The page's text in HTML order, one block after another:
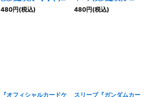
《サプライ》
480円(税込)
【-】{-}《サプライ》
480円(税込)
『オフィシャルカードケ
スリーブ『ガンダムカー